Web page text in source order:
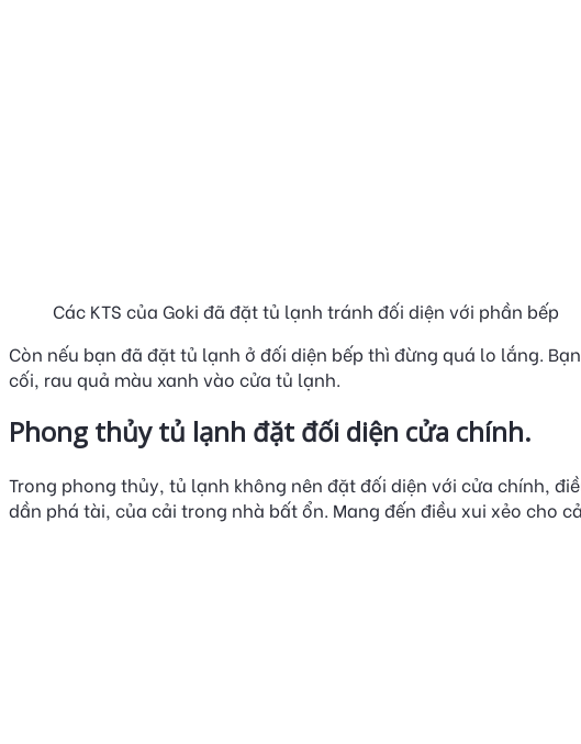
Các KTS của Goki đã đặt tủ lạnh tránh đối diện với phần bếp
Còn nếu bạn đã đặt tủ lạnh ở đối diện bếp thì đừng quá lo lắng.
cối, rau quả màu xanh vào cửa tủ lạnh.
Phong thủy tủ lạnh đặt đối diện cửa chính.
Trong phong thủy, tủ lạnh không nên đặt đối diện với cửa chính,
dần phá tài, của cải trong nhà bất ổn. Mang đến điều xui xẻo cho